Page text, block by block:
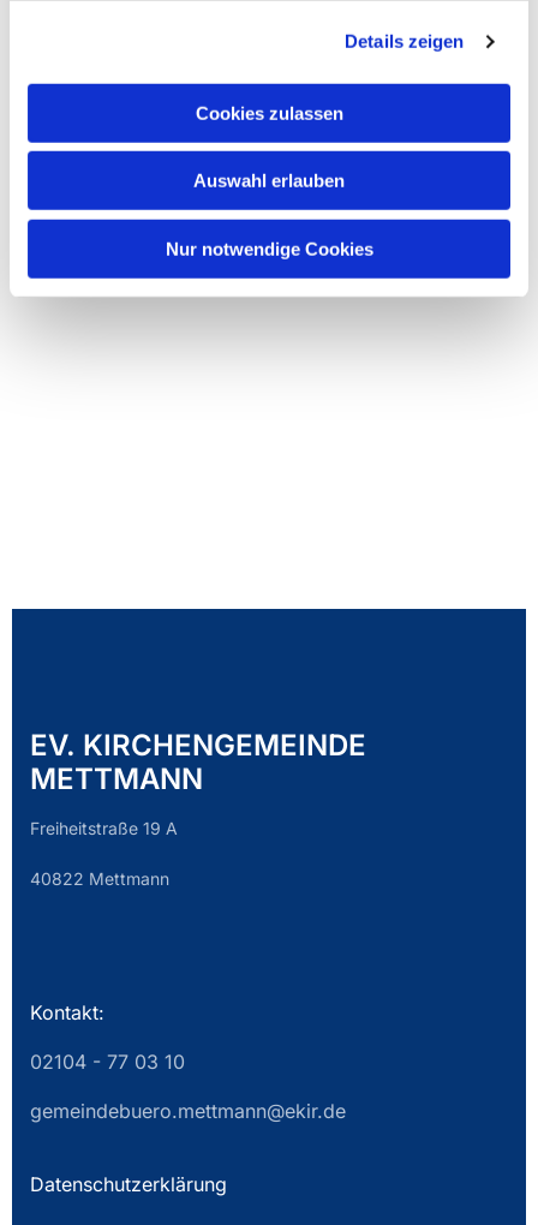
Details zeigen
Cookies zulassen
Auswahl erlauben
Nur notwendige Cookies
EV. KIRCHENGEMEINDE
METTMANN
Freiheitstraße 19 A
40822 Mettmann
Kontakt:
02104 - 77 03 10
gemeindebuero.mettmann@ekir.de
Datenschutzerklärung